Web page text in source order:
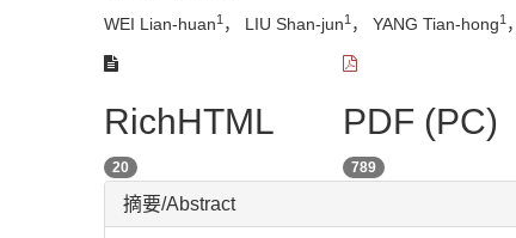
WEI Lian-huan1 ， LIU Shan-jun1 ， YANG Tian-hong1
RichHTML
20
PDF (PC)
789
摘要/Abstract